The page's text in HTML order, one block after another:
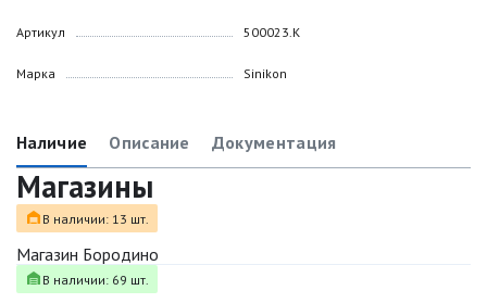
Артикул
Марка
500023.K
Sinikon
Наличие Описание Документация
Магазины
В наличии: 13 шт.
Магазин Бородино
В наличии: 69 шт.